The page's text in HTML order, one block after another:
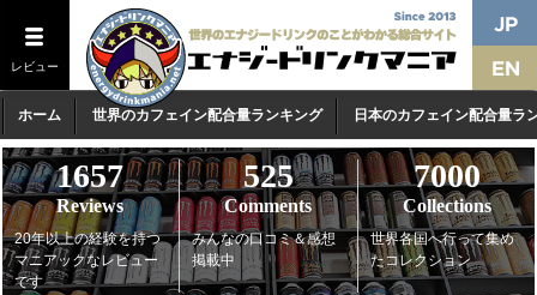
レビュー
ホーム 世界のカフェイン配合量ランキング 日本のカフェイン配合量ラ
1657
Reviews
20年以上の経験を持つ
マニアックなレビュー
です
525
Comments
みんなの口コミ＆感想
掲載中
7000
Collections
世界各国へ行って集め
たコレクション